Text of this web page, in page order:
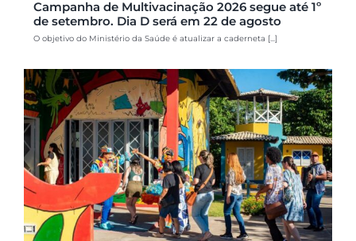
Campanha de Multivacinação 2026 segue até 1º
de setembro. Dia D será em 22 de agosto
O objetivo do Ministério da Saúde é atualizar a caderneta [...]